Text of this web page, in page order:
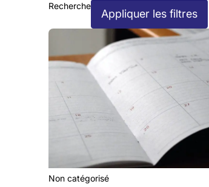
Recherche
Appliquer les filtres
Non catégorisé